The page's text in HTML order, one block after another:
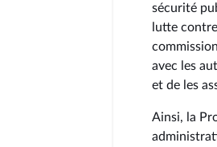
sécurité
lutte
avec les
et de les
Ainsi, la